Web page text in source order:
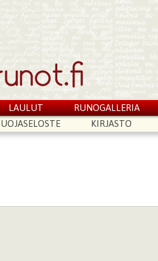
LAULUT
RUNOGALLERIA
KIRJASTO